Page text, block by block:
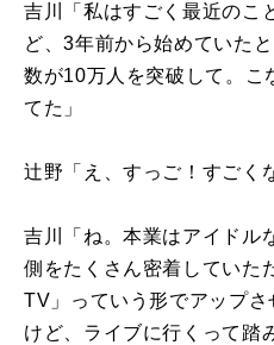
吉川「私はすごく最近のこ
ど、3年前から始めていた
数が10万人を突破して。こ
てた」
辻野「え、すっご！すごく
吉川「ね。本業はアイドル
側をたくさん密着していた
TV 」っていう形でアップ
けど、ライブに行くって踏